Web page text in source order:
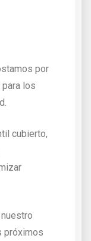
por
los
cubierto,
próximos